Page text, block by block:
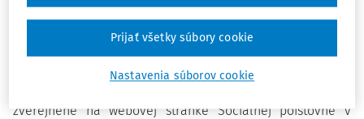
alebo viacerých týchto štátov.Osobitné pravidlá sa
uplatňujú výlučne počas trvania pandémie
koronavírusu, najdlhšie do 31. 12. 2021.
zverejnené na webovej stránke Sociálnej poisťovne v
Nastavenia súborov cookie
Prijať všetky súbory cookie